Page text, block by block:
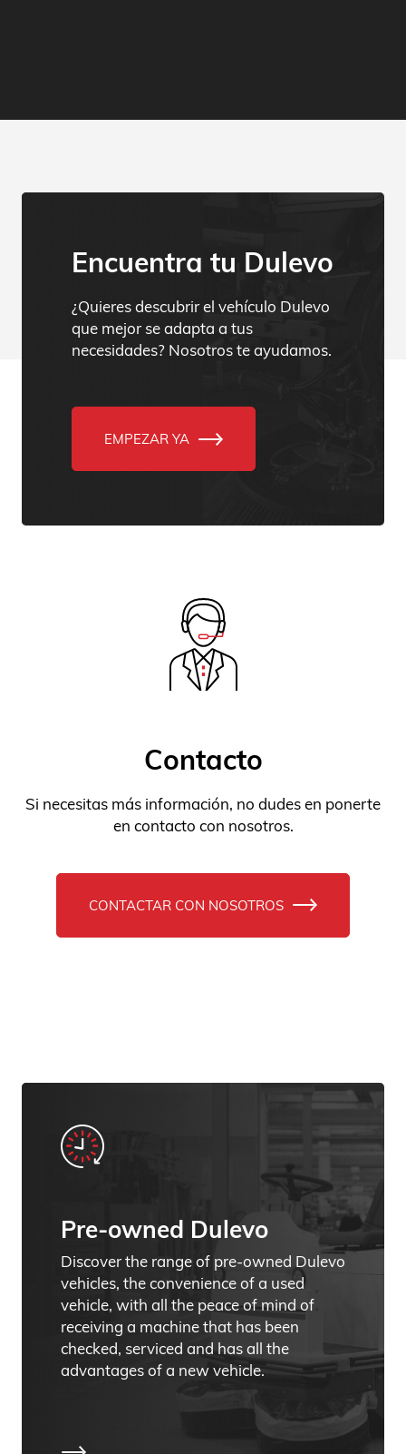
Encuentra tu Dulevo
¿Quieres descubrir el vehículo Dulevo
que mejor se adapta a tus
necesidades? Nosotros te ayudamos.
EMPEZAR YA
Si necesitas más información, no dudes en ponerte
en contacto con nosotros.
CONTACTAR CON NOSOTROS
Discover the range of pre-owned Dulevo
vehicles, the convenience of a used
vehicle, with all the peace of mind of
receiving a machine that has been
checked, serviced and has all the
advantages of a new vehicle.